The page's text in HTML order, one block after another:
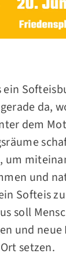
da,
dem
um
und
Softeis
soll
und neue
setzen.